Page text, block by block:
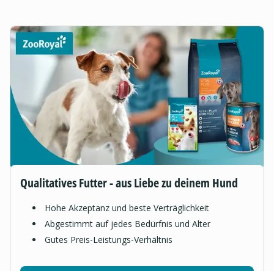
Qualitatives Futter - aus Liebe zu deinem Hund
Hohe Akzeptanz und beste Verträglichkeit
Abgestimmt auf jedes Bedürfnis und Alter
Gutes Preis-Leistungs-Verhältnis